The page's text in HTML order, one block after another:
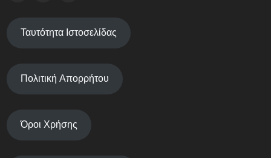
Ταυτότητα Ιστοσελίδας
Πολιτική Απορρήτου
Όροι Χρήσης